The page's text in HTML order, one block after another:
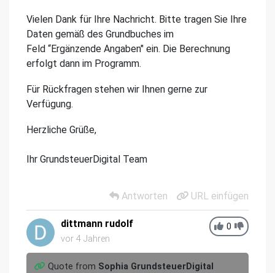
Vielen Dank für Ihre Nachricht. Bitte tragen Sie Ihre
Daten gemäß des Grundbuches im
Feld “Ergänzende Angaben" ein. Die Berechnung
erfolgt dann im Programm.
Für Rückfragen stehen wir Ihnen gerne zur
Verfügung.
Herzliche Grüße,
Ihr GrundsteuerDigital Team
Antworten URL einfügen
0
dittmann rudolf
vor 4 Jahren
Quote from Sophia GrundsteuerDigital